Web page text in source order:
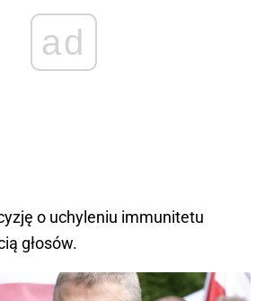
ad
o uchyleniu immunitetu
głosów.